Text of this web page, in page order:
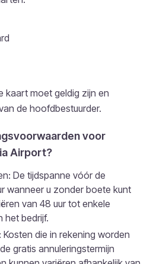
kaart moet geldig zijn en
de hoofdbestuurder.
voor
Airport?
De tijdspanne vóór de
wanneer u zonder boete kunt
van 48 uur tot enkele
het bedrijf.
die in rekening worden
gratis annuleringstermijn